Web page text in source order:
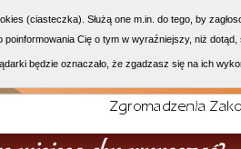
(ciasteczka). Służą one m.in. do tego, by
Cię o tym w wyraźniejszy, niż dotąd,
będzie oznaczało, że zgadzasz się na ich